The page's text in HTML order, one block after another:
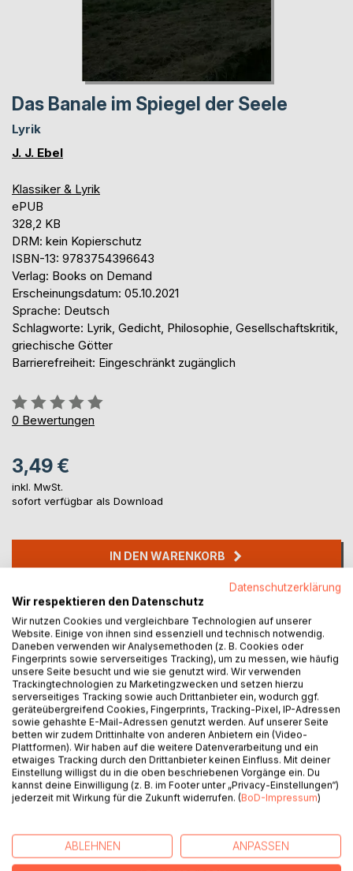
Das Banale im Spiegel der Seele
Lyrik
J. J. Ebel
Klassiker & Lyrik
ePUB
328,2 KB
DRM: kein Kopierschutz
ISBN-13: 9783754396643
Verlag: Books on Demand
Erscheinungsdatum: 05.10.2021
Sprache: Deutsch
Schlagworte: Lyrik, Gedicht, Philosophie, Gesellschaftskritik,
griechische Götter
Barrierefreiheit: Eingeschränkt zugänglich
Bewertung::
0%
0 Bewertungen
3,49 €
inkl. MwSt.
sofort verfügbar als Download
IN DEN WARENKORB
Auf die Merkliste
Titel bewerten
BESCHREIBUNG
Das Banale im Spiegel der Seele
Für jeden, der ästetische Gedichte mag ist etwas
passendes dabei:
Datenschutzerklärung
Wir respektieren den Datenschutz
Wir nutzen Cookies und vergleichbare Technologien auf unserer
Website. Einige von ihnen sind essenziell und technisch notwendig.
Daneben verwenden wir Analysemethoden (z. B. Cookies oder
Fingerprints sowie serverseitiges Tracking), um zu messen, wie häufig
unsere Seite besucht und wie sie genutzt wird. Wir verwenden
Trackingtechnologien zu Marketingzwecken und setzen hierzu
serverseitiges Tracking sowie auch Drittanbieter ein, wodurch ggf.
geräteübergreifend Cookies, Fingerprints, Tracking-Pixel, IP-Adressen
sowie gehashte E-Mail-Adressen genutzt werden. Auf unserer Seite
betten wir zudem Drittinhalte von anderen Anbietern ein (Video-
Plattformen). Wir haben auf die weitere Datenverarbeitung und ein
etwaiges Tracking durch den Drittanbieter keinen Einfluss. Mit deiner
Einstellung willigst du in die oben beschriebenen Vorgänge ein. Du
kannst deine Einwilligung (z. B. im Footer unter „Privacy-Einstellungen“)
jederzeit mit Wirkung für die Zukunft widerrufen. (BoD-Impressum)
ABLEHNEN ANPASSEN